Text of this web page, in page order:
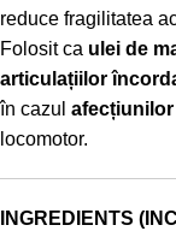
reduce fragilitatea
Folosit ca ulei de
articulațiilor
în cazul
locomotor.
INGREDIENTS